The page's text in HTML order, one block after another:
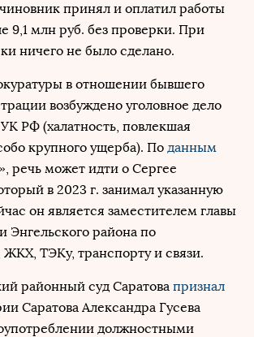
принял и оплатил работы
9,1 млн руб. без проверки. При
ничего не было сделано.
в отношении бывшего
возбуждено уголовное дело
УК РФ (халатность, повлекшая
крупного ущерба). По данным
речь может идти о Сергее
в 2023 г. занимал указанную
он является заместителем главы
Энгельского района по
ЖКХ, ТЭКу, транспорту и связи.
районный суд Саратова признал
Саратова Александра Гусева
должностными